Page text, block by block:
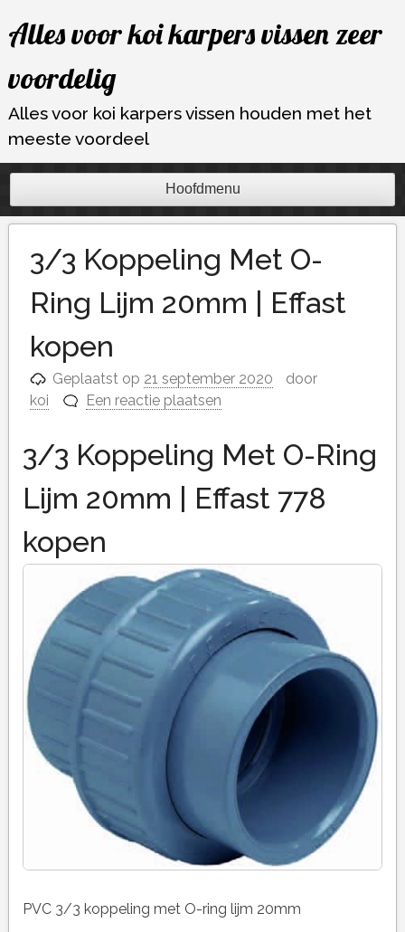
naar
inhoud
Alles voor koi karpers vissen zeer
voordelig
Alles voor koi karpers vissen houden met het
meeste voordeel
Hoofdmenu
3/3 Koppeling Met O-
Ring Lijm 20mm | Effast
kopen
Geplaatst op 21 september 2020
door
koi
Een reactie plaatsen
3/3 Koppeling Met O-Ring
Lijm 20mm | Effast 778
kopen
PVC 3/3 koppeling met O-ring lijm 20mm